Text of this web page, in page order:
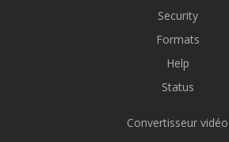
Security
Formats
Help
Status
Convertisseur vidéo